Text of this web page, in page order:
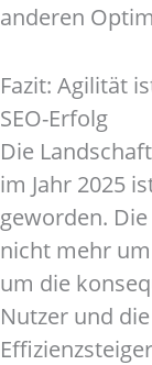
anderen
Fazit: Agilität
SEO-Erfolg
Die
im Jahr 2025
geworden.
nicht mehr
um die
Nutzer und